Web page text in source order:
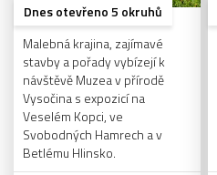
Dnes otevřeno 5 okruhů
Malebná krajina, zajímavé
stavby a pořady vybízejí k
návštěvě Muzea v přírodě
Vysočina s expozicí na
Veselém Kopci, ve
Svobodných Hamrech a v
Betlému Hlinsko.